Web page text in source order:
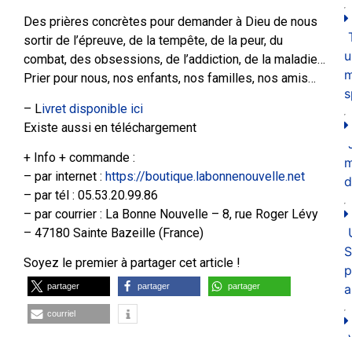
Des prières concrètes pour demander à Dieu de nous
sortir de l’épreuve, de la tempête, de la peur, du
combat, des obsessions, de l’addiction, de la maladie…
Prier pour nous, nos enfants, nos familles, nos amis…
– Livret disponible ici
Existe aussi en téléchargement
+ Info + commande :
– par internet : https://boutique.labonnenouvelle.net
– par tél : 05.53.20.99.86
– par courrier : La Bonne Nouvelle – 8, rue Roger Lévy
– 47180 Sainte Bazeille (France)
Soyez le premier à partager cet article !
partager partager partager
courriel